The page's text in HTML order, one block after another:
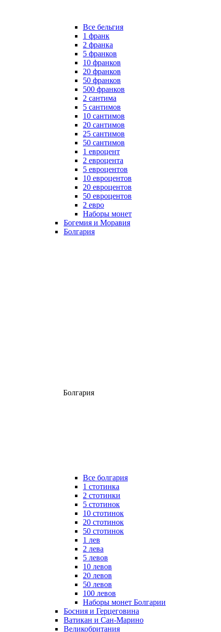
Все бельгия
1 франк
2 франка
5 франков
10 франков
20 франков
50 франков
500 франков
2 сантима
5 сантимов
10 сантимов
20 сантимов
25 сантимов
50 сантимов
1 евроцент
2 евроцента
5 евроцентов
10 евроцентов
20 евроцентов
50 евроцентов
2 евро
Наборы монет
Богемия и Моравия
Болгария
Болгария
Все болгария
1 стотинка
2 стотинки
5 стотинок
10 стотинок
20 стотинок
50 стотинок
1 лев
2 лева
5 левов
10 левов
20 левов
50 левов
100 левов
Наборы монет Болгарии
Босния и Герцеговина
Ватикан и Сан-Марино
Великобритания